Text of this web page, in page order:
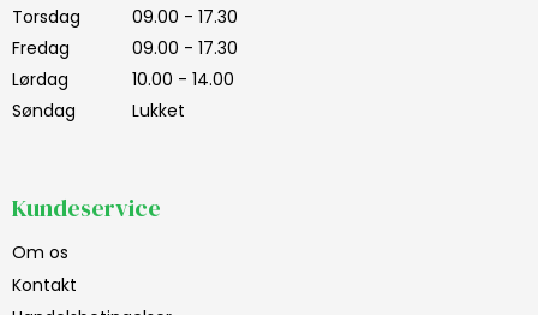
Torsdag
09.00 - 17.30
Fredag
09.00 - 17.30
Lørdag
10.00 - 14.00
Søndag
Lukket
Kundeservice
Om os
Kontakt